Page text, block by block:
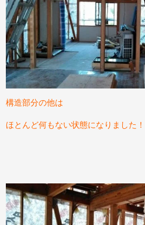
構造部分の他は
ほとんど何もない状態になりました！